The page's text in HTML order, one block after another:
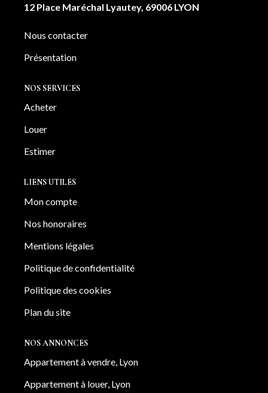
12 Place Maréchal Lyautey, 69006 LYON
Nous contacter
Présentation
NOS SERVICES
Acheter
Louer
Estimer
LIENS UTILES
Mon compte
Nos honoraires
Mentions légales
Politique de confidentialité
Politique des cookies
Plan du site
NOS ANNONCES
Appartement à vendre, Lyon
Appartement à louer, Lyon